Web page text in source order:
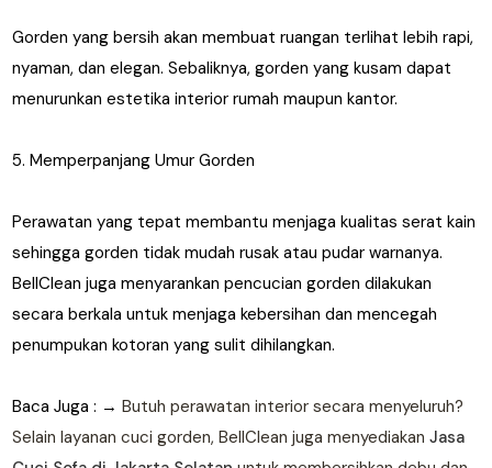
Gorden yang bersih akan membuat ruangan terlihat lebih rapi,
nyaman, dan elegan. Sebaliknya, gorden yang kusam dapat
menurunkan estetika interior rumah maupun kantor.
5. Memperpanjang Umur Gorden
Perawatan yang tepat membantu menjaga kualitas serat kain
sehingga gorden tidak mudah rusak atau pudar warnanya.
BellClean juga menyarankan pencucian gorden dilakukan
secara berkala untuk menjaga kebersihan dan mencegah
penumpukan kotoran yang sulit dihilangkan.
Baca Juga : →Butuh perawatan interior secara menyeluruh?
Selain layanan cuci gorden, BellClean juga menyediakanJasa